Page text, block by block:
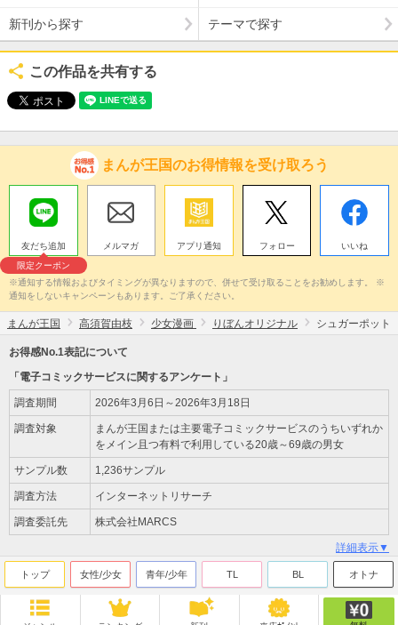
新刊から探す テーマで探す
この作品を共有する
まんが王国のお得情報を受け取ろう
友だち追加
限定クーポン
メルマガ アプリ通知 フォロー いいね
※通知する情報およびタイミングが異なりますので、併せて受け取ることをお勧めします。 ※
通知をしないキャンペーンもあります。ご了承ください。
まんが王国 高須賀由枝 少女漫画 りぼんオリジナル シュガーポット
お得感No.1表記について
「電子コミックサービスに関するアンケート」
調査期間 2026年3月6日～2026年3月18日
調査対象
まんが王国または主要電子コミックサービスのうちいずれか
をメイン且つ有料で利用している20歳～69歳の男女
サンプル数 1,236サンプル
調査方法 インターネットリサーチ
調査委託先 株式会社MARCS
詳細表示▼
トップ 女性/少女 青年/少年 TL BL オトナ